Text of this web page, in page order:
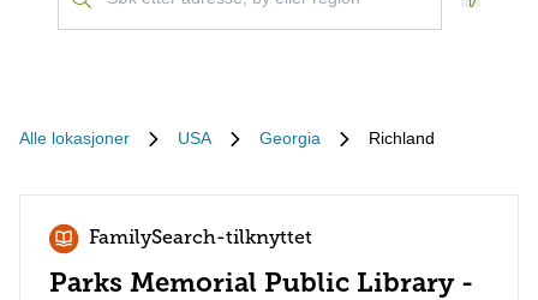
Alle lokasjoner USA Georgia Richland
FamilySearch-tilknyttet
Parks Memorial Public Library -